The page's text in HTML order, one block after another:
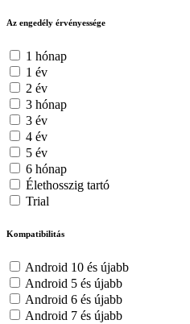
Az engedély érvényessége
1 hónap
1 év
2 év
3 hónap
3 év
4 év
5 év
6 hónap
Élethosszig tartó
Trial
Kompatibilitás
Android 10 és újabb
Android 5 és újabb
Android 6 és újabb
Android 7 és újabb